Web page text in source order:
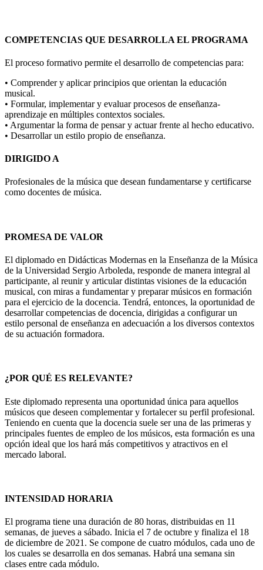
COMPETENCIAS QUE DESARROLLA EL PROGRAMA
El proceso formativo permite el desarrollo de competencias para:
• Comprender y aplicar principios que orientan la educación
musical.
• Formular, implementar y evaluar procesos de enseñanza-
aprendizaje en múltiples contextos sociales.
• Argumentar la forma de pensar y actuar frente al hecho educativo.
• Desarrollar un estilo propio de enseñanza.
DIRIGIDO A
Profesionales de la música que desean fundamentarse y certificarse
como docentes de música.
PROMESA DE VALOR
El diplomado en Didácticas Modernas en la Enseñanza de la Música
de la Universidad Sergio Arboleda, responde de manera integral al
participante, al reunir y articular distintas visiones de la educación
musical, con miras a fundamentar y preparar músicos en formación
para el ejercicio de la docencia. Tendrá, entonces, la oportunidad de
desarrollar competencias de docencia, dirigidas a configurar un
estilo personal de enseñanza en adecuación a los diversos contextos
de su actuación formadora.
¿POR QUÉ ES RELEVANTE?
Este diplomado representa una oportunidad única para aquellos
músicos que deseen complementar y fortalecer su perfil profesional.
Teniendo en cuenta que la docencia suele ser una de las primeras y
principales fuentes de empleo de los músicos, esta formación es una
opción ideal que los hará más competitivos y atractivos en el
mercado laboral.
INTENSIDAD HORARIA
El programa tiene una duración de 80 horas, distribuidas en 11
semanas, de jueves a sábado. Inicia el 7 de octubre y finaliza el 18
de diciembre de 2021. Se compone de cuatro módulos, cada uno de
los cuales se desarrolla en dos semanas. Habrá una semana sin
clases entre cada módulo.